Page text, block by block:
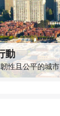
動
性且公平的城市